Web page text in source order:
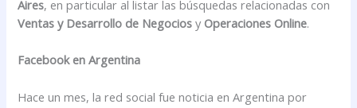
Aires, en particular al listar las búsquedas relacionadas con
Ventas y Desarrollo de Negocios y Operaciones Online.
Facebook en Argentina
Hace un mes, la red social fue noticia en Argentina por